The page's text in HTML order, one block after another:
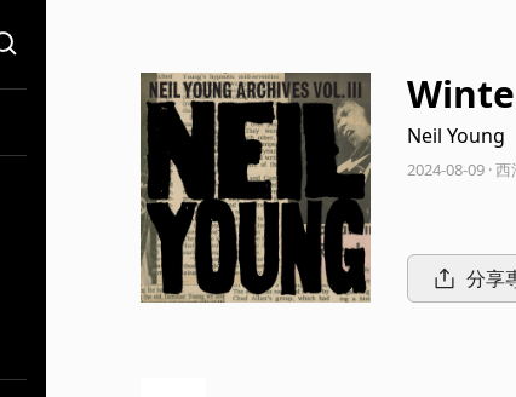
Neil Young
2024-08-09 ·
分享